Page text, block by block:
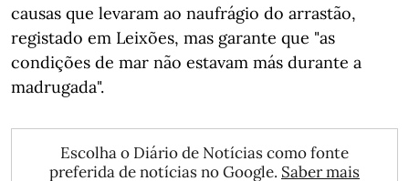
causas que levaram ao naufrágio do arrastão,
registado em Leixões, mas garante que "as
condições de mar não estavam más durante a
madrugada".
Escolha o Diário de Notícias como fonte
preferida de notícias no Google. Saber mais